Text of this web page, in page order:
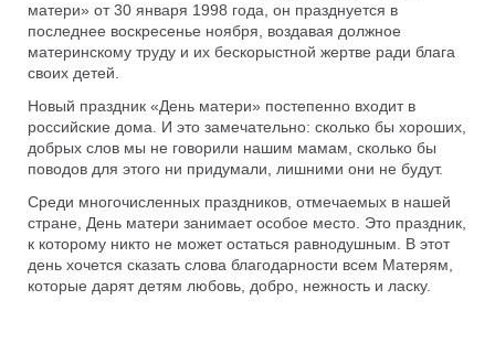
матери» от 30 января 1998 года, он празднуется в
последнее воскресенье ноября, воздавая должное
материнскому труду и их бескорыстной жертве ради блага
своих детей.
Новый праздник «День матери» постепенно входит в
российские дома. И это замечательно: сколько бы хороших,
добрых слов мы не говорили нашим мамам, сколько бы
поводов для этого ни придумали, лишними они не будут.
Среди многочисленных праздников, отмечаемых в нашей
стране, День матери занимает особое место. Это праздник,
к которому никто не может остаться равнодушным. В этот
день хочется сказать слова благодарности всем Матерям,
которые дарят детям любовь, добро, нежность и ласку.